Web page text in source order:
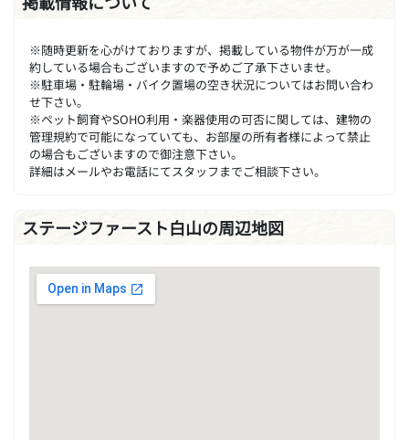
※随時更新を心がけておりますが、掲載している物件が万が一成
約している場合もございますので予めご了承下さいませ。
※駐車場・駐輪場・バイク置場の空き状況についてはお問い合わ
せ下さい。
※ペット飼育やSOHO利用・楽器使用の可否に関しては、建物の
管理規約で可能になっていても、お部屋の所有者様によって禁止
の場合もございますので御注意下さい。
詳細はメールやお電話にてスタッフまでご相談下さい。
ステージファースト白山の周辺地図